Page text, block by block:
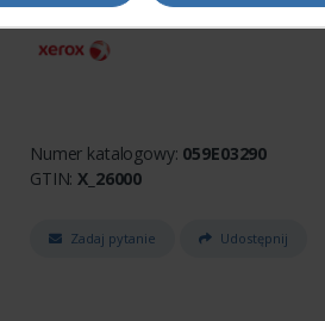
Numer katalogowy: 059E03290
GTIN:X_26000
Zadaj pytanie Udostępnij